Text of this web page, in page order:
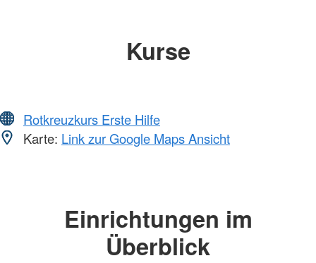
Kurse
Rotkreuzkurs Erste Hilfe
Karte: Link zur Google Maps Ansicht
Einrichtungen im
Überblick